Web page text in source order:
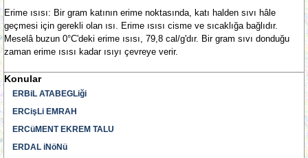
Erime ısısı: Bir gram katının erime noktasında, katı halden sıvı hâle
geçmesi için gerekli olan ısı. Erime ısısı cisme ve sıcaklığa bağlıdır.
Meselâ buzun 0°C'deki erime ısısı, 79,8 cal/g'dır. Bir gram sıvı donduğu
zaman erime ısısı kadar ısıyı çevreye verir.
Konular
ERBiL ATABEGLiği
ERCişLi EMRAH
ERCüMENT EKREM TALU
ERDAL iNöNü